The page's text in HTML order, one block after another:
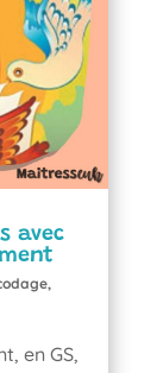
avec
,
en GS,